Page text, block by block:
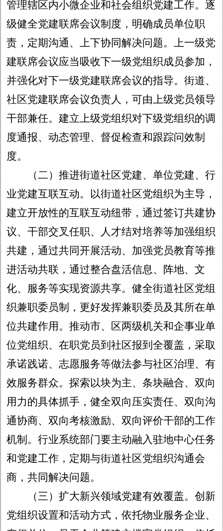
管理辖区内小微企业和社会组织党建工作。逐
级健全党建联席会议制度，明确成员单位职
责，定期沟通、上下协同解决问题。上一级党
建联席会议应当吸收下一级党组织成员参加，
并强化对下一级党建联席会议的指导。街道、
社区党建联席会议负责人，可由上级党员领导
干部兼任。建立上级党组织对下级党组织的调
度通报、动态管理、督促检查和跟踪问效制
度。
（二）推进街道社区党建、单位党建、行
业党建互联互动。
以街道社区党组织为主导，
建立开放性的互联互动纽带，通过签订共建协
议、干部交叉任职、人才结对培养等加强组织
共建，通过共同开展活动、加强党员教育等推
进活动共联，通过整合盘活信息、阵地、文
化、服务等实现资源共享。健全街道社区党组
织兼职委员制，更好发挥兼职委员及其所在单
位共建作用。推动市、区两级机关和企事业单
位党组织、在职党员到社区报到全覆盖，采取
承诺践诺、志愿服务等做法参与社区治理、有
效服务群众。探索以块为主、条块融合、双向
用力的具体抓手，健全双向压实责任、双向沟
通协商、双向考核激励、双向评价干部的工作
机制。行业系统部门要主动融入驻地中心任务
和党建工作，定期与街道社区党组织沟通会
商，共同解决问题。
（三）扩大新兴领域党建有效覆盖。创新
党组织设置和活动方式，依托物业服务企业、